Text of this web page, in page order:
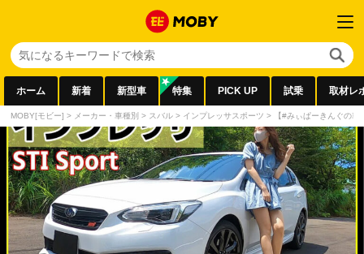
ホーム 新着 新型車 特集 PICK UP 試乗 取材レ
MOBY[モビー] > メーカー・車種別 > スバル > インプレッサスポーツ > 【#みぃぱーきんぐの